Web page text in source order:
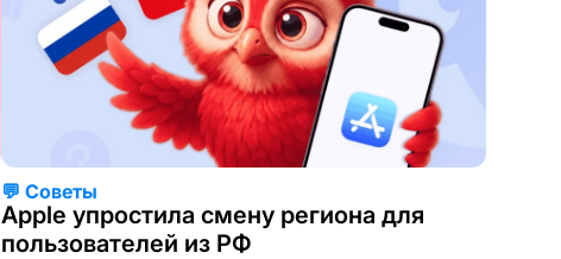
💬 Советы
Apple упростила смену региона для
пользователей из РФ